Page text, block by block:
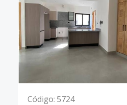
Código: 5724